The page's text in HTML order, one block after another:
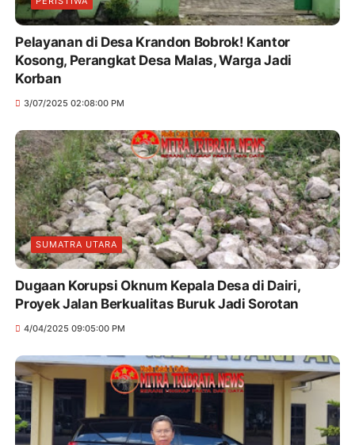
Pelayanan di Desa Krandon Bobrok! Kantor
Kosong, Perangkat Desa Malas, Warga Jadi
Korban
3/07/2025 02:08:00 PM
SUMATRA UTARA
Dugaan Korupsi Oknum Kepala Desa di Dairi,
Proyek Jalan Berkualitas Buruk Jadi Sorotan
4/04/2025 09:05:00 PM